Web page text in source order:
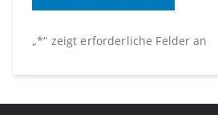
„*“ zeigt erforderliche Felder an